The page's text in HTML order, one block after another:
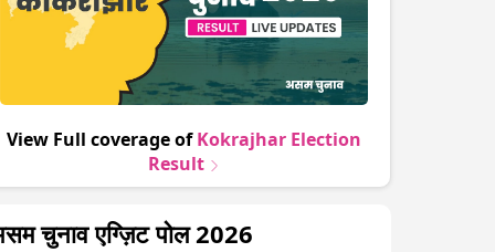
View Full coverage ofKokrajhar Election
Result
चुनाव एग्ज़िट पोल 2026